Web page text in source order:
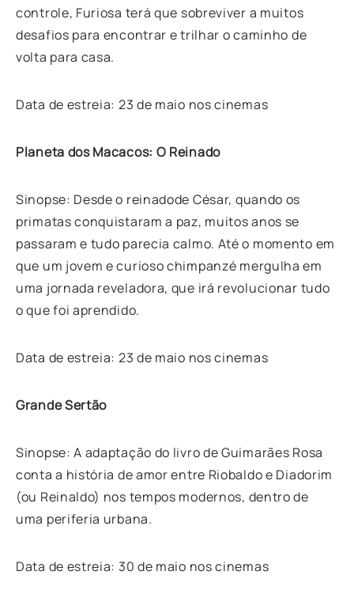
controle, Furiosa terá que sobreviver a muitos
desafios para encontrar e trilhar o caminho de
volta para casa.
Data de estreia: 23 de maio nos cinemas
Planeta dos Macacos: O Reinado
Sinopse: Desde o reinadode César, quando os
primatas conquistaram a paz, muitos anos se
passaram e tudo parecia calmo. Até o momento em
que um jovem e curioso chimpanzé mergulha em
uma jornada reveladora, que irá revolucionar tudo
o que foi aprendido.
Data de estreia: 23 de maio nos cinemas
Grande Sertão
Sinopse: A adaptação do livro de Guimarães Rosa
conta a história de amor entre Riobaldo e Diadorim
(ou Reinaldo) nos tempos modernos, dentro de
uma periferia urbana.
Data de estreia: 30 de maio nos cinemas